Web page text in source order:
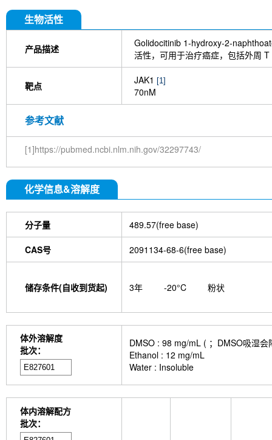
(Ritlecitinib)
1,2,3,4,5,6-Hexabromocyclohexane
Selective
Ivarmacitinib
Oclacitinib
生物活性
产品描述
Golidocitinib 1-hydroxy-2-
活性，可用于治疗癌症，包括外周
靶点 JAK1 [1]
70nM
参考文献
[1]https://pubmed.ncbi.nlm.nih.gov/32297743/
化学信息&溶解度
分子量 489.57(free base)
CAS号 2091134-68-6(free base)
储存条件(自收到货起) 3年 -20°C 粉状
体外溶解度
批次：
DMSO : 98 mg/mL ( ；DMSO吸湿
Ethanol : 12 mg/mL
Water : Insoluble
体内溶解配方
批次：